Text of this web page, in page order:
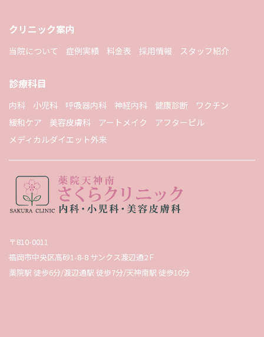
クリニック案内
当院について 症例実績 料金表 採用情報 スタッフ紹介
診療科目
内科 小児科 呼吸器内科 神経内科 健康診断
ワクチン
緩和ケア
美容皮膚科 アートメイク
アフターピル
メディカルダイエット外来
〒810-0011
福岡市中央区高砂1-8-8 サンクス渡辺通2Ｆ
薬院駅 徒歩6分/渡辺通駅 徒歩7分/天神南駅 徒歩10分